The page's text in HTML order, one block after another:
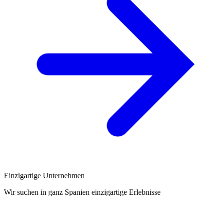
Einzigartige Unternehmen
Wir suchen in ganz Spanien einzigartige Erlebnisse